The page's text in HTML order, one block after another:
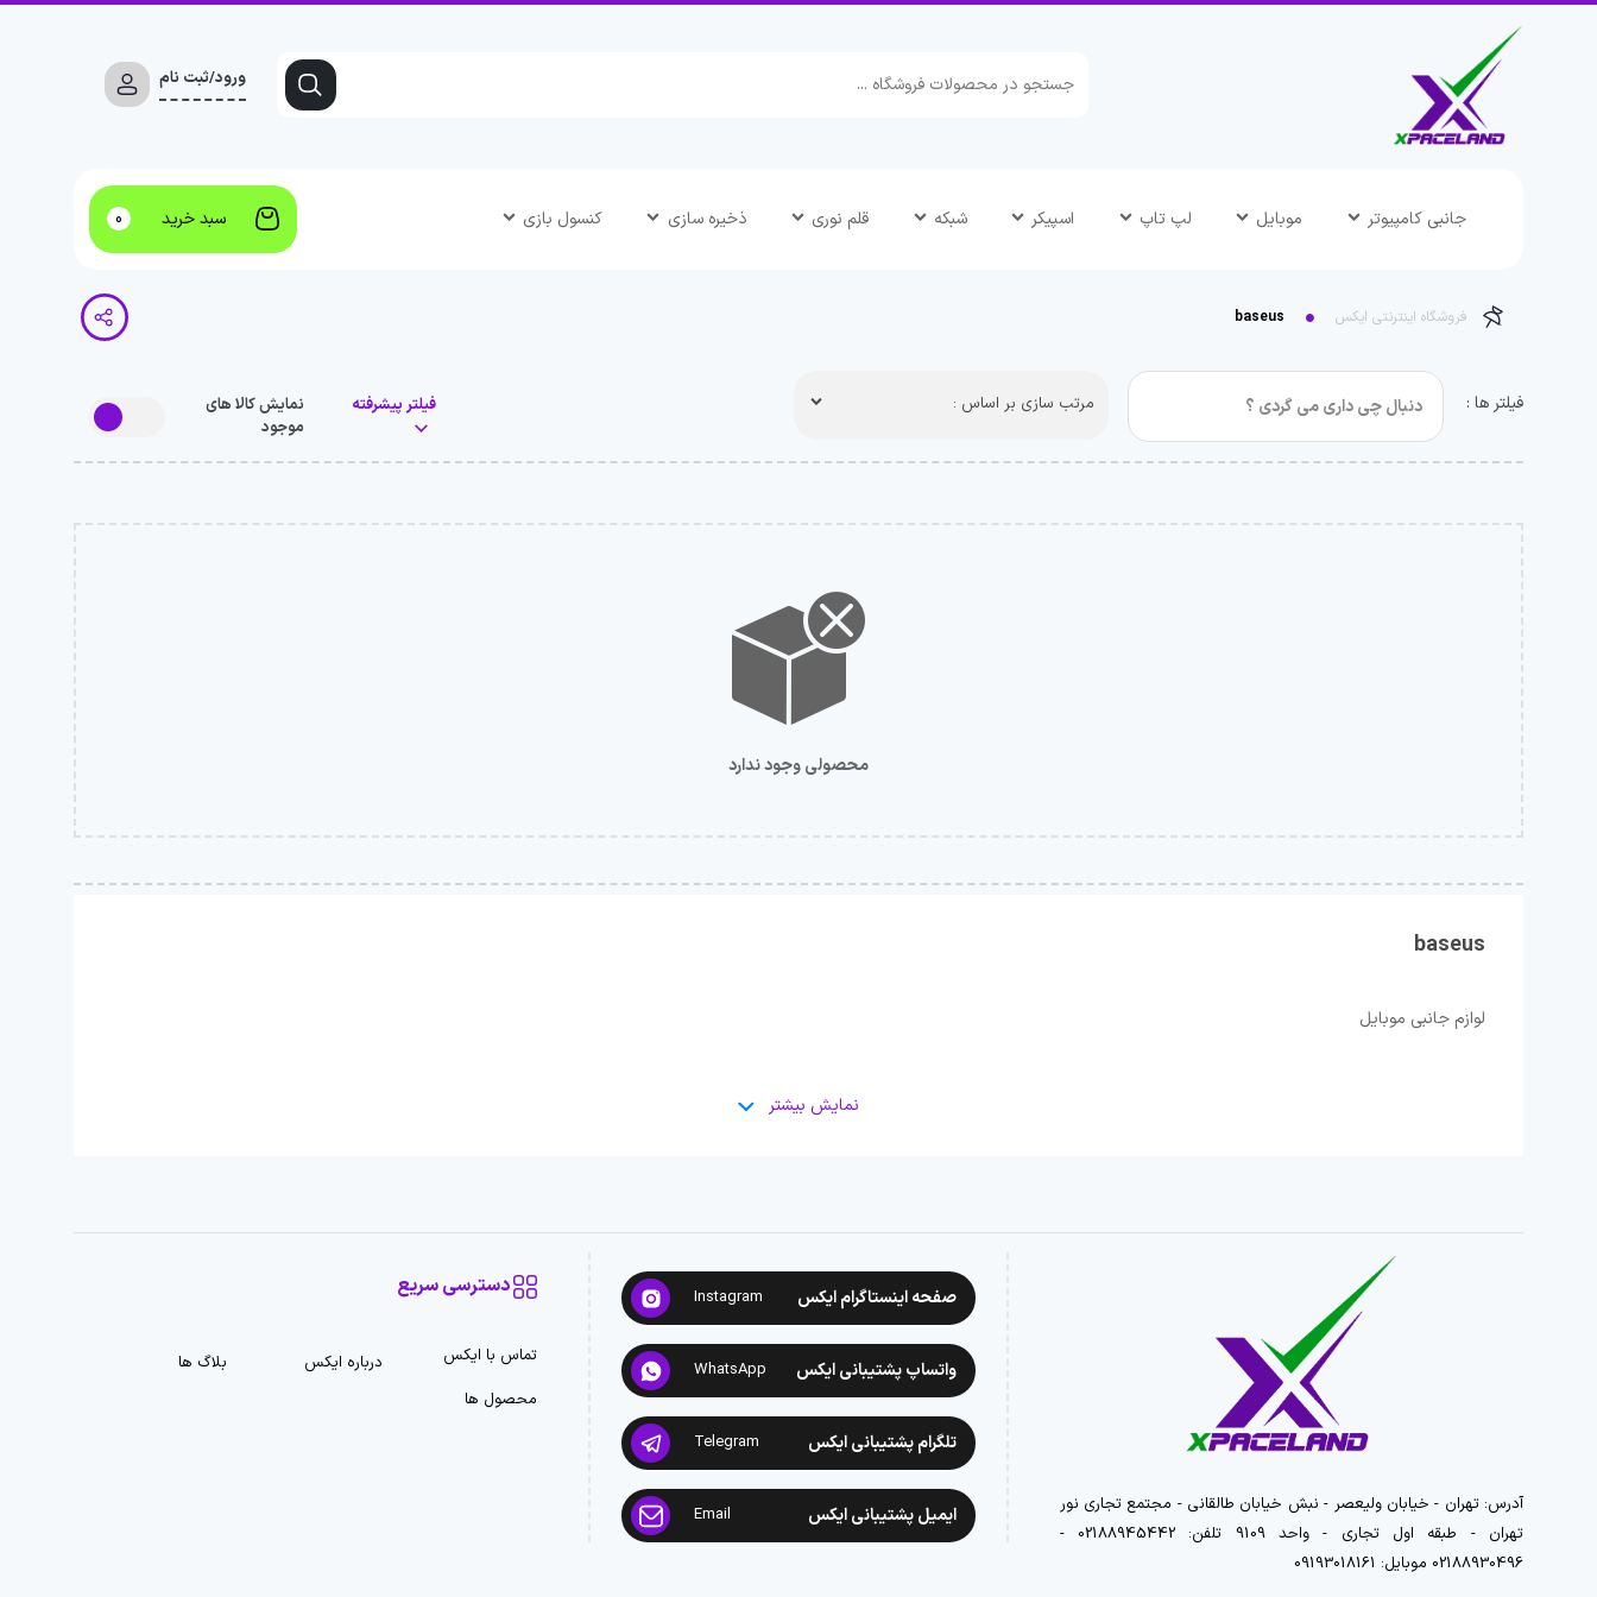
ورود/ثبت نام
جانبی کامپیوتر موبایل لپ تاپ اسپیکر شبکه قلم نوری ذخیره سازی کنسول بازی سبد خرید 0
فروشگاه اینترنتی ایکس baseus
فیلتر ها : مرتب سازی بر اساس : فیلتر پیشرفته
نمایش کالا های
موجود
محصولی وجود ندارد
baseus
لوازم جانبی موبایل
نمایش بیشتر
آدرس: تهران - خیابان ولیعصر - نبش خیابان طالقانی - مجتمع تجاری نور
تهران - طبقه اول تجاری - واحد 9109 تلفن: 02188945442 -
02188930496 موبایل: 09193018161
صفحه اینستاگرام ایکس Instagram
واتساپ پشتیبانی ایکس WhatsApp
تلگرام پشتیبانی ایکس Telegram
ایمیل پشتیبانی ایکس Email
دسترسی سریع
تماس با ایکس درباره ایکس
بلاگ ها
محصول ها